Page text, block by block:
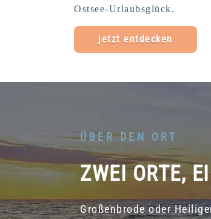
Ostsee-Urlaubsglück.
jetzt entdecken
ÜBER DEN ORT
ZWEI ORTE,
Großenbrode oder